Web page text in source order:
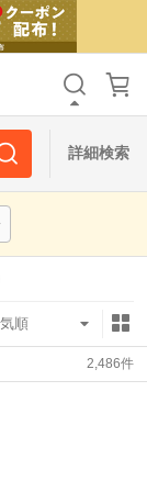
詳細検索
2,486件
すべて
すべて
すべて
セレクトのみ
リセット
すべて
すべて
すべて
セレクトのみ